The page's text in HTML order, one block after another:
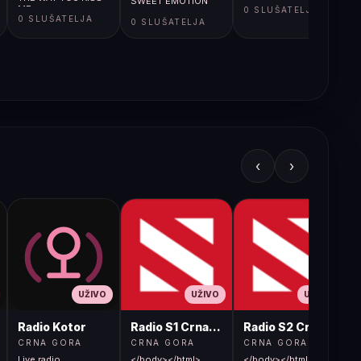
ME
0 SLUŠATELJA 0 SLUŠATELJA
0 SLUŠATELJA
‹ ›
UŽIVO
Radio Kotor
CRNA GORA
UŽIVO
Radio S1 Crna Gora
CRNA GORA
UŽIVO
Radio S2 Crna Gora
CRNA GORA